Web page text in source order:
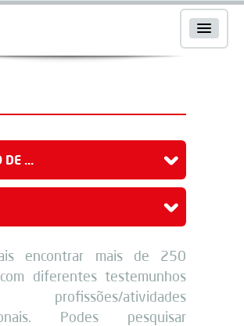
DE ...
encontrar mais de 250
diferentes testemunhos
profissões/atividades
Podes pesquisar